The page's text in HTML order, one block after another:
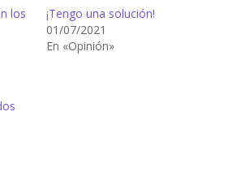
los
¡Tengo una solución!
01/07/2021
En «Opinión»